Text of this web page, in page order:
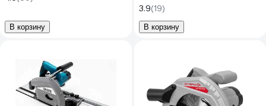
В корзину
3.9(19)
В корзину